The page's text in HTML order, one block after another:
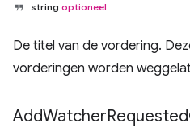
string optioneel
De titel van de vordering.
vorderingen worden
AddWatcherRequested